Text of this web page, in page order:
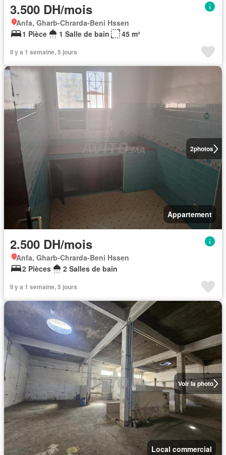
3.500 DH/mois
Anfa, Gharb-Chrarda-Beni Hssen
1 Pièce
1 Salle de bain 45 m²
Il y a 1 semaine, 5 jours
2photos
Appartement
2.500 DH/mois
Anfa, Gharb-Chrarda-Beni Hssen
2 Pièces
2 Salles de bain
Il y a 1 semaine, 5 jours
Voir la photo
Local commercial